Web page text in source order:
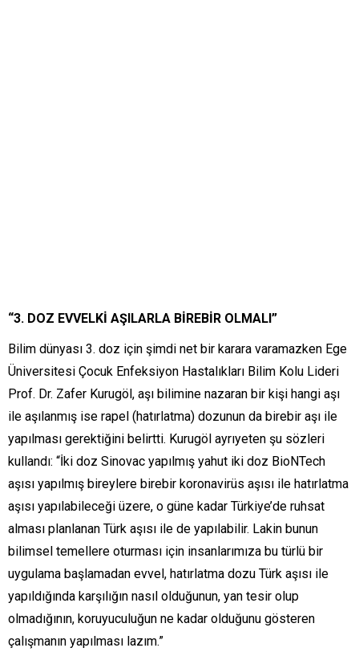
“3. DOZ EVVELKİ AŞILARLA BİREBİR OLMALI”
Bilim dünyası 3. doz için şimdi net bir karara varamazken Ege
Üniversitesi Çocuk Enfeksiyon Hastalıkları Bilim Kolu Lideri
Prof. Dr. Zafer Kurugöl, aşı bilimine nazaran bir kişi hangi aşı
ile aşılanmış ise rapel (hatırlatma) dozunun da birebir aşı ile
yapılması gerektiğini belirtti. Kurugöl ayrıyeten şu sözleri
kullandı: “İki doz Sinovac yapılmış yahut iki doz BioNTech
aşısı yapılmış bireylere birebir koronavirüs aşısı ile hatırlatma
aşısı yapılabileceği üzere, o güne kadar Türkiye’de ruhsat
alması planlanan Türk aşısı ile de yapılabilir. Lakin bunun
bilimsel temellere oturması için insanlarımıza bu türlü bir
uygulama başlamadan evvel, hatırlatma dozu Türk aşısı ile
yapıldığında karşılığın nasıl olduğunun, yan tesir olup
olmadığının, koruyuculuğun ne kadar olduğunu gösteren
çalışmanın yapılması lazım.”